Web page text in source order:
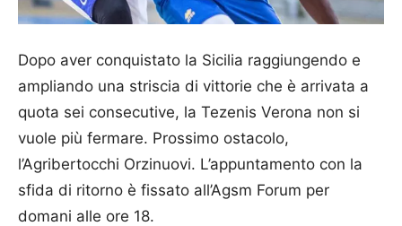
Dopo aver conquistato la Sicilia raggiungendo e
ampliando una striscia di vittorie che è arrivata a
quota sei consecutive, la Tezenis Verona non si
vuole più fermare. Prossimo ostacolo,
l’Agribertocchi Orzinuovi. L’appuntamento con la
sfida di ritorno è fissato all’Agsm Forum per
domani alle ore 18.